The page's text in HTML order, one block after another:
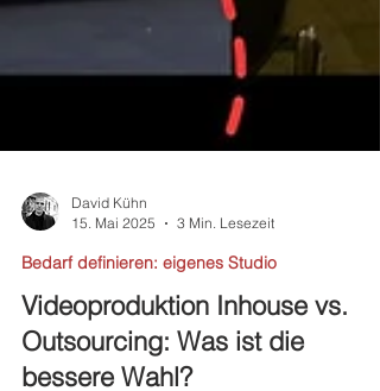
David Kühn
15. Mai 2025
3 Min. Lesezeit
Bedarf definieren: eigenes Studio